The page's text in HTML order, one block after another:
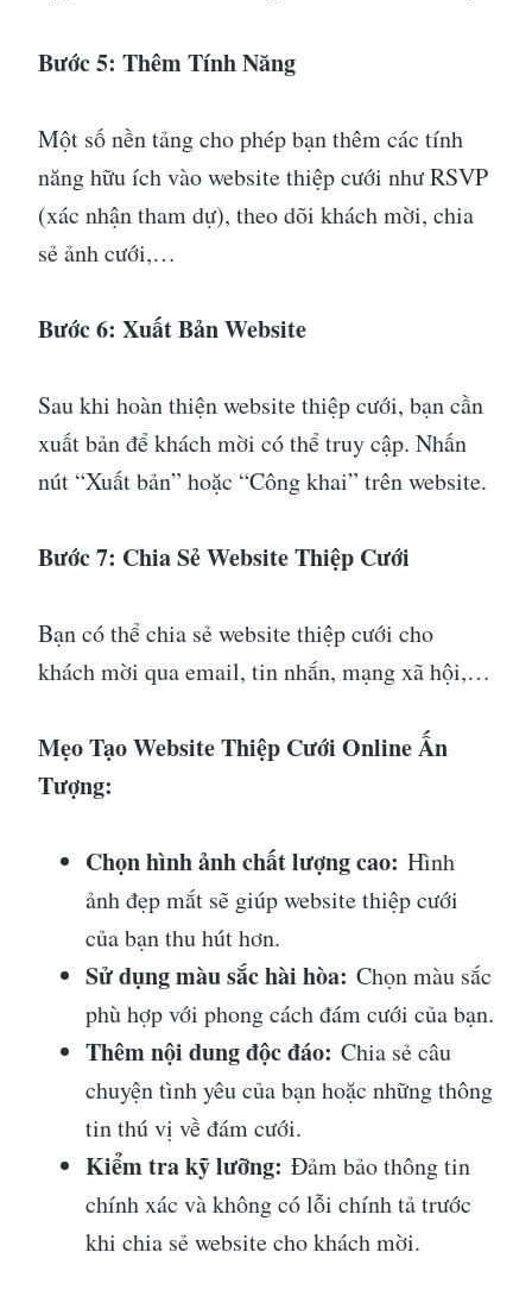
Bước 5: Thêm Tính Năng
Một số nền tảng cho phép bạn thêm các tính
năng hữu ích vào website thiệp cưới như RSVP
(xác nhận tham dự), theo dõi khách mời, chia
sẻ ảnh cưới,…
Bước 6: Xuất Bản Website
Sau khi hoàn thiện website thiệp cưới, bạn cần
xuất bản để khách mời có thể truy cập. Nhấn
nút “Xuất bản” hoặc “Công khai” trên website.
Bước 7: Chia Sẻ Website Thiệp Cưới
Bạn có thể chia sẻ website thiệp cưới cho
khách mời qua email, tin nhắn, mạng xã hội,…
Mẹo Tạo Website Thiệp Cưới Online Ấn
Tượng:
Chọn hình ảnh chất lượng cao: Hình
ảnh đẹp mắt sẽ giúp website thiệp cưới
của bạn thu hút hơn.
Sử dụng màu sắc hài hòa: Chọn màu sắc
phù hợp với phong cách đám cưới của bạn.
Thêm nội dung độc đáo: Chia sẻ câu
chuyện tình yêu của bạn hoặc những thông
tin thú vị về đám cưới.
Kiểm tra kỹ lưỡng: Đảm bảo thông tin
chính xác và không có lỗi chính tả trước
khi chia sẻ website cho khách mời.